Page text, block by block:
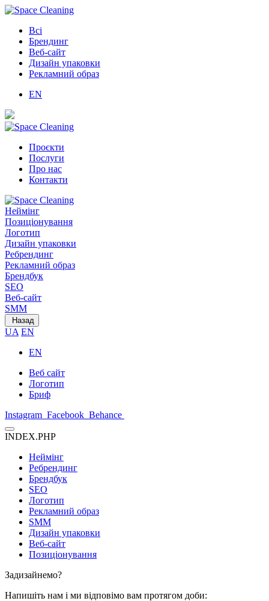
Всі
Брендинг
Веб-сайт
Дизайн упаковки
Рекламний образ
EN
Проєкти
Послуги
Про нас
Контакти
Неймінг
Позиціонування
Логотип
Дизайн упаковки
Ребрендинг
Рекламний образ
Брендбук
SEO
Веб-сайт
SMM
Назад
UA EN
EN
Веб сайт
Логотип
Бриф
Instagram Facebook Behance
INDEX.PHP
Неймінг
Ребрендинг
Брендбук
SEO
Логотип
Рекламний образ
SMM
Дизайн упаковки
Веб-сайт
Позиціонування
Задизайнемо?
Напишіть нам і ми відповімо вам протягом доби: